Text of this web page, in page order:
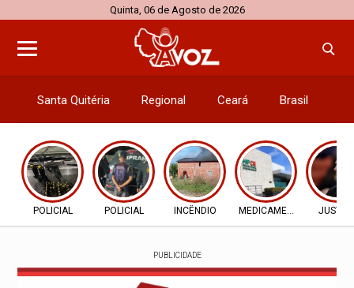
Quinta, 06 de Agosto de 2026
Santa Quitéria Regional Ceará Brasil
POLICIAL POLICIAL INCÊNDIO MEDICAMENTOS
PUBLICIDADE